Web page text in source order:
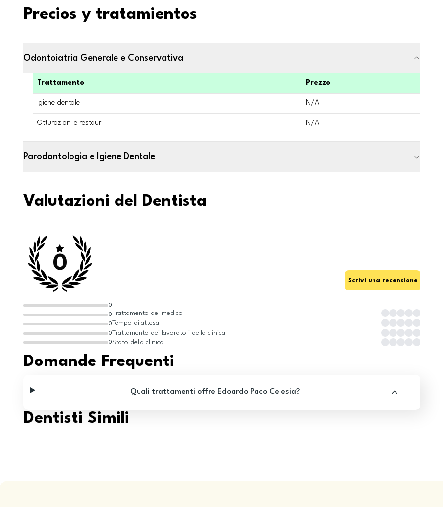
Precios y tratamientos
Odontoiatria Generale e Conservativa
Trattamento Prezzo
Igiene dentale N/A
Otturazioni e restauri N/A
Parodontologia e Igiene Dentale
Valutazioni del Dentista
0
0
0
0
0
0
Scrivi una recensione
Trattamento del medico
Tempo di attesa
Trattamento dei lavoratori della clinica
Stato della clinica
Domande Frequenti
Quali trattamenti offre Edoardo Paco Celesia?
Dentisti Simili